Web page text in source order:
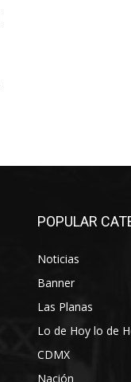
POPULAR
Noticias
Banner
Las Planas
Lo de Hoy lo de
CDMX
Nación